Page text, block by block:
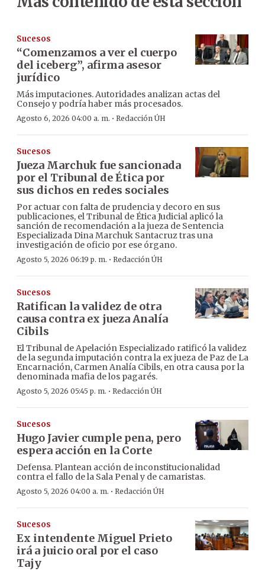
Sucesos
“Comenzamos a ver el cuerpo
del iceberg”, afirma asesor
jurídico
Más imputaciones. Autoridades analizan actas del
Consejo y podría haber más procesados.
Agosto 6, 2026 04:00 a. m. · Redacción ÚH
Sucesos
Jueza Marchuk fue sancionada
por el Tribunal de Ética por
sus dichos en redes sociales
Por actuar con falta de prudencia y decoro en sus
publicaciones, el Tribunal de Ética Judicial aplicó la
sanción de recomendación a la jueza de Sentencia
Especializada Dina Marchuk Santacruz tras una
investigación de oficio por ese órgano.
Agosto 5, 2026 06:19 p. m. · Redacción ÚH
Sucesos
Ratifican la validez de otra
causa contra ex jueza Analía
Cibils
El Tribunal de Apelación Especializado ratificó la validez
de la segunda imputación contra la ex jueza de Paz de La
Encarnación, Carmen Analía Cibils, en otra causa por la
denominada mafia de los pagarés.
Agosto 5, 2026 05:45 p. m. · Redacción ÚH
Sucesos
Hugo Javier cumple pena, pero
espera acción en la Corte
Defensa. Plantean acción de inconstitucionalidad
contra el fallo de la Sala Penal y de camaristas.
Agosto 5, 2026 04:00 a. m. · Redacción ÚH
Sucesos
Ex intendente Miguel Prieto
irá a juicio oral por el caso
Tajy